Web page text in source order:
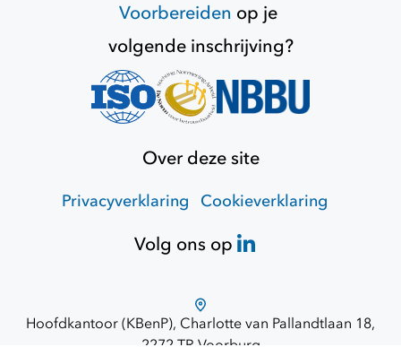
Voorbereiden op je
volgende inschrijving?
Over deze site
Privacyverklaring Cookieverklaring
Volg ons op
Hoofdkantoor (KBenP), Charlotte van Pallandtlaan 18,